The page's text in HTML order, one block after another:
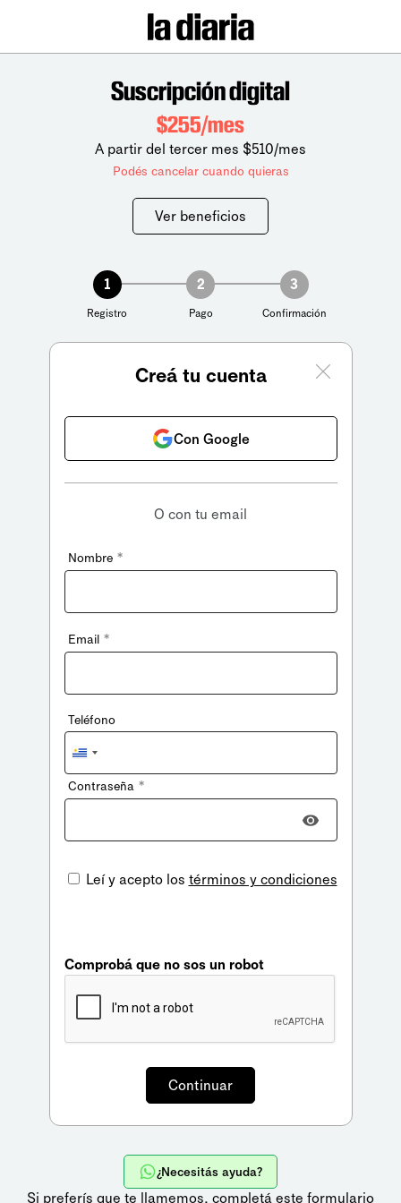
Suscripción digital
$255/mes
A partir del tercer mes $510/mes
Podés cancelar cuando quieras
Ver beneficios
1
Registro
2
Pago
3
Confirmación
Creá tu cuenta
Con Google
O con tu email
Nombre *
Email *
Teléfono
Uruguay
+598
Contraseña *
Leí y acepto los términos y condiciones
Comprobá que no sos un robot
¿Necesitás ayuda?
Si preferís que te llamemos, completá este formulario